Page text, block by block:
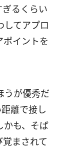
るくらい
してアプロ
イントを
うが優秀だ
離で接し
かも、そば
まされて